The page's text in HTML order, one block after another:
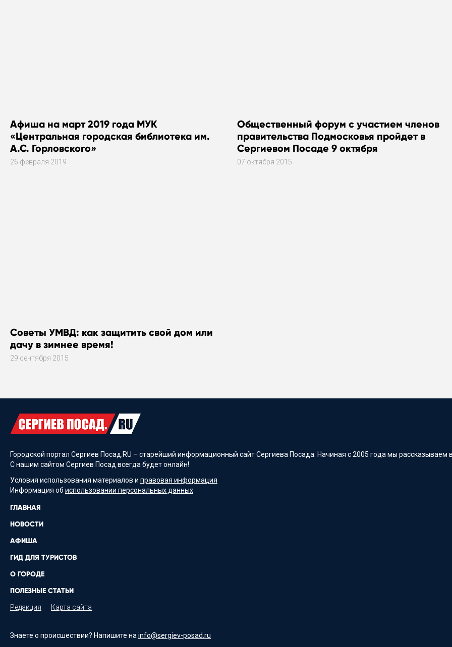
Афиша на март 2019 года МУК
«Центральная городская библиотека им.
А.С. Горловского»
26 февраля 2019
Общественный форум с участием членов
правительства Подмосковья пройдет в
Сергиевом Посаде 9 октября
07 октября 2015
Советы УМВД: как защитить свой дом или
дачу в зимнее время!
29 сентября 2015
Городской портал Сергиев Посад.RU – старейший информационный сайт Сергиева Посада. Начиная с 2005 года мы
С нашим сайтом Сергиев Посад всегда будет онлайн!
Условия использования материалов и правовая информация
Информация об использовании персональных данных
ГЛАВНАЯ
НОВОСТИ
АФИША
ГИД ДЛЯ ТУРИСТОВ
О ГОРОДЕ
ПОЛЕЗНЫЕ СТАТЬИ
Редакция Карта сайта
Знаете о происшествии? Напишите на info@sergiev-posad.ru